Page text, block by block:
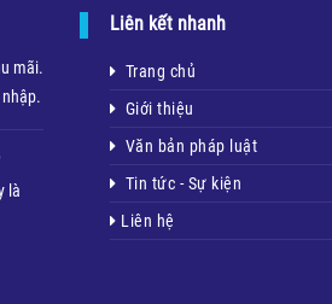
mãi.
là
Liên kết nhanh
Trang chủ
Giới thiệu
Văn bản pháp luật
Tin tức - Sự kiện
Liên hệ